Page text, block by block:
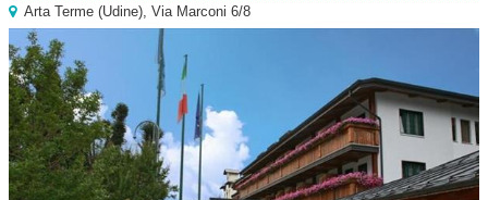
Arta Terme (Udine), Via Marconi 6/8